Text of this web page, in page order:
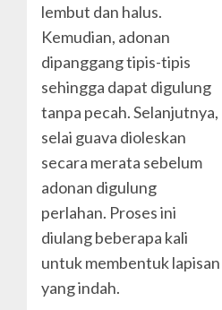
lembut dan halus.
Kemudian, adonan
dipanggang tipis-tipis
sehingga dapat digulung
tanpa pecah. Selanjutnya,
selai guava dioleskan
secara merata sebelum
adonan digulung
perlahan. Proses ini
diulang beberapa kali
untuk membentuk lapisan
yang indah.